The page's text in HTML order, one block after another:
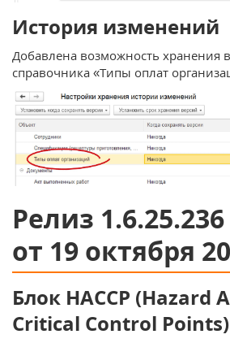
История изменений
Добавлена возможность хранения
справочника «Типы оплат
Релиз 1.6.25.236
от 19 октября
Блок HACCP (Hazard
Critical Control Points)